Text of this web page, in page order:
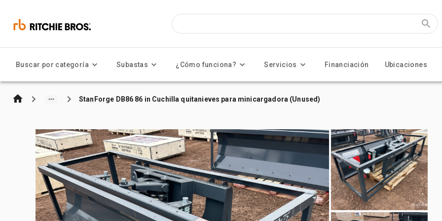
Buscar por categoría Subastas ¿Cómo funciona? Servicios Financiación Ubicaciones
StanForge DB86 86 in Cuchilla quitanieves para minicargadora (Unused)